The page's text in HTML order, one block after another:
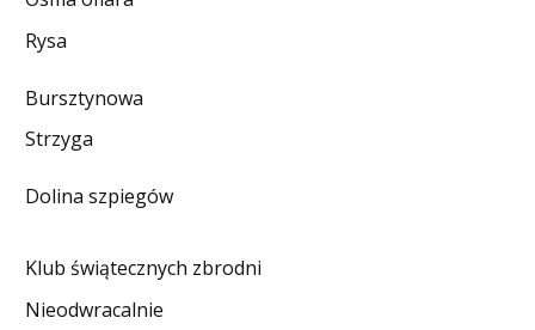
RECENZJE
DO CZYTANIA
KONTAKT
Rysa
Bursztynowa
Strzyga
Dolina szpiegów
Klub świątecznych zbrodni
Nieodwracalnie